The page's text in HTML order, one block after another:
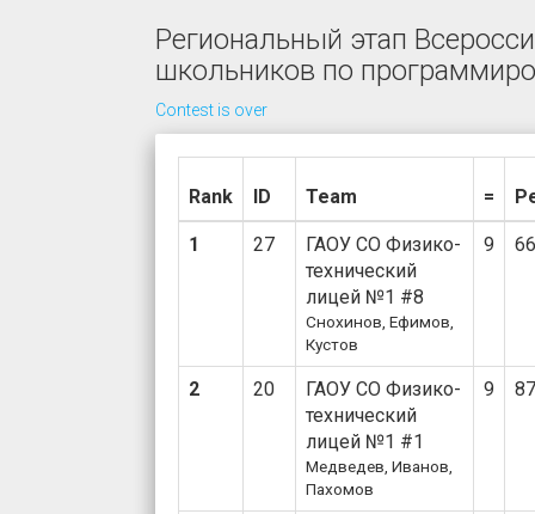
Региональный этап
школьников по
Contest is over
Rank ID Team =
1 27
ГАОУ СО Физико-
технический
лицей №1 #8
Снохинов, Ефимов,
Кустов
9
2 20
ГАОУ СО Физико-
технический
лицей №1 #1
Медведев, Иванов,
Пахомов
9